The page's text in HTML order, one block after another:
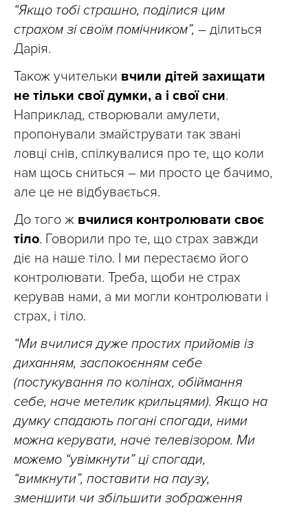
“Якщо тобі страшно, поділися цим
страхом зі своїм помічником”, – ділиться
Дарія.
Також учительки вчили дітей захищати
не тільки свої думки, а і свої сни.
Наприклад, створювали амулети,
пропонували змайструвати так звані
ловці снів, спілкувалися про те, що коли
нам щось сниться – ми просто це бачимо,
але це не відбувається.
До того ж вчилися контролювати своє
тіло. Говорили про те, що страх завжди
діє на наше тіло. І ми перестаємо його
контролювати. Треба, щоби не страх
керував нами, а ми могли контролювати і
страх, і тіло.
“Ми вчилися дуже простих прийомів із
диханням, заспокоєнням себе
(постукування по колінах, обіймання
себе, наче метелик крильцями). Якщо на
думку спадають погані спогади, ними
можна керувати, наче телевізором. Ми
можемо “увімкнути” ці спогади,
“вимкнути”, поставити на паузу,
зменшити чи збільшити зображення